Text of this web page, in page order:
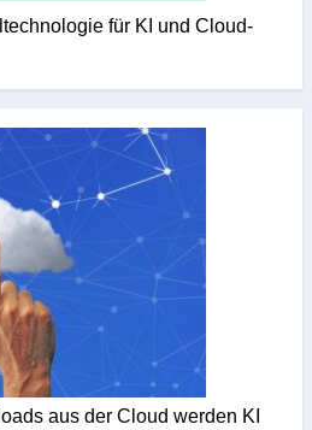
für KI und Cloud-
aus der Cloud werden KI